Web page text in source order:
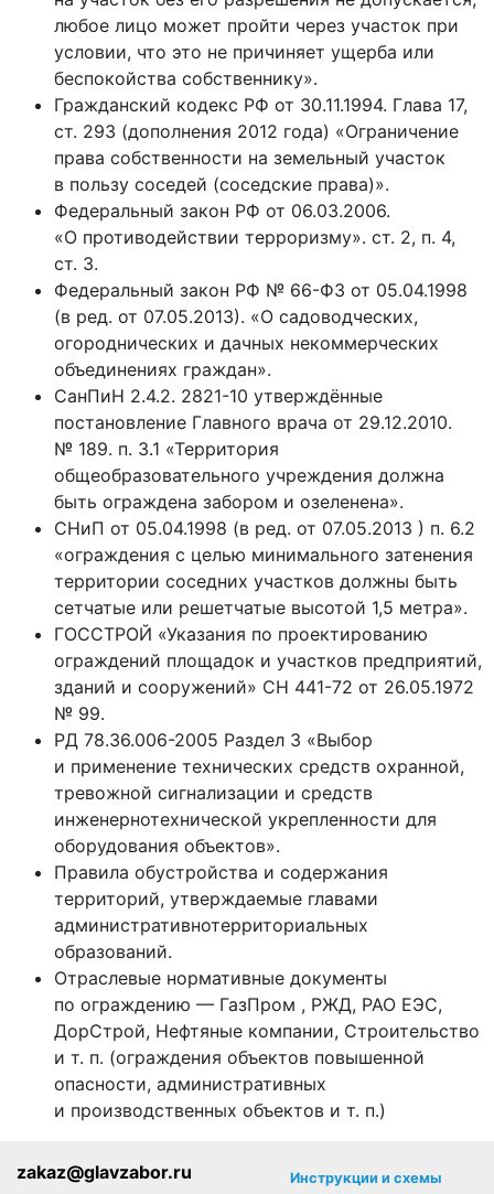
любое лицо может пройти через участок при
условии, что это не причиняет ущерба или
беспокойства собственнику».
Гражданский кодекс РФ от 30.11.1994. Глава 17,
ст. 293 (дополнения 2012 года) «Ограничение
права собственности на земельный участок
в пользу соседей (соседские права)».
Федеральный закон РФ от 06.03.2006.
«О противодействии терроризму». ст. 2, п. 4,
ст. 3.
Федеральный закон РФ № 66-Ф3 от 05.04.1998
(в ред. от 07.05.2013). «О садоводческих,
огороднических и дачных некоммерческих
объединениях граждан».
СанПиН 2.4.2. 2821-10 утверждённые
постановление Главного врача от 29.12.2010.
№ 189. п. 3.1 «Территория
общеобразовательного учреждения должна
быть ограждена забором и озеленена».
СНиП от 05.04.1998 (в ред. от 07.05.2013 ) п. 6.2
«ограждения с целью минимального затенения
территории соседних участков должны быть
сетчатые или решетчатые высотой 1,5 метра».
ГОССТРОЙ «Указания по проектированию
ограждений площадок и участков предприятий,
зданий и сооружений» СН 441-72 от 26.05.1972
№ 99.
РД 78.36.006-2005 Раздел 3 «Выбор
и применение технических средств охранной,
тревожной сигнализации и средств
инженернотехнической укрепленности для
оборудования объектов».
Правила обустройства и содержания
территорий, утверждаемые главами
административнотерриториальных
образований.
Отраслевые нормативные документы
по ограждению — ГазПром , РЖД, РАО ЕЭС,
ДорСтрой, Нефтяные компании, Строительство
и т. п. (ограждения объектов повышенной
опасности, административных
и производственных объектов и т. п.)
zakaz@glavzabor.ru Инструкции и схемы